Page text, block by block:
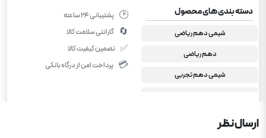
دسته بندی های محصول
شیمی دهم ریاضی
دهم ریاضی
شیمی دهم تجربی
کمک درسی دبیرستان
🕑 پشتیبانی ۲۴ ساعته
🔄 گارانتی سلامت کالا
✅ تضمین کیفیت کالا
💳 پرداخت امن از درگاه بانکی
ارسال نظر